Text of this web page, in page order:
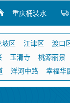
重庆桶装水
坡区 江津区 渡口
玉清寺 桃源丽景
洋河中路 幸福华